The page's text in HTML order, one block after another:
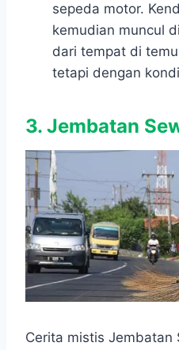
sepeda motor.
kemudian muncul
dari tempat di
tetapi dengan
3. Jembatan
Cerita mistis Jembatan